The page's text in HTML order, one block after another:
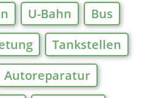
U-Bahn
Bus
Tankstellen
Autoreparatur